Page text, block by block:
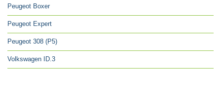
Peugeot Boxer
Peugeot Expert
Peugeot 308 (P5)
Volkswagen ID.3